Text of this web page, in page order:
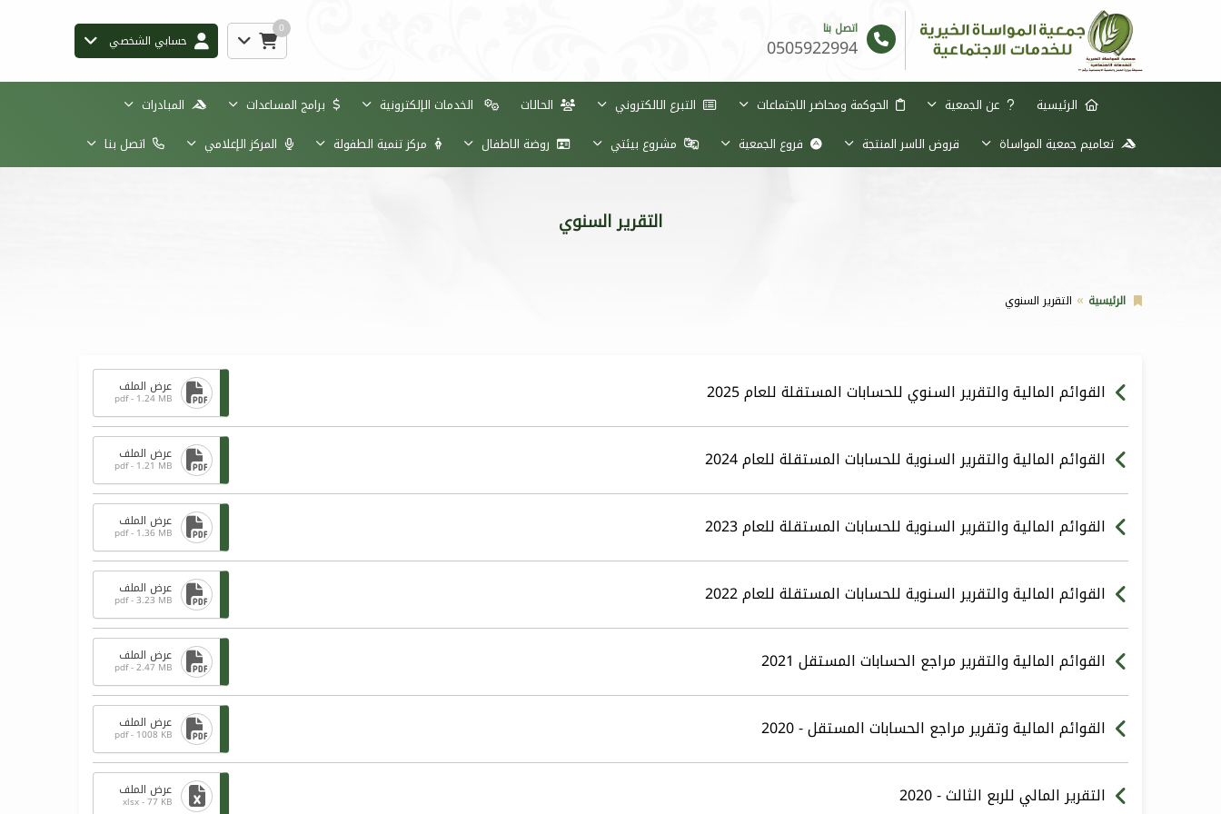
اتصل بنا
0505922994
0
حسابي الشخصي
الرئيسية عن الجمعية الحوكمة ومحاضر الاجتماعات التبرع الالكتروني الحالات الخدمات الإلكترونية برامج المساعدات
المبادرات
تعاميم جمعية المواساة
قروض الاسر المنتجة فروع الجمعية مشروع بيئتي روضة الاطفال مركز تنمية الطفولة المركز الإعلامي اتصل بنا
التقرير السنوي
الرئيسية التقرير السنوي
القوائم المالية والتقرير السنوي للحسابات المستقلة للعام 2025 عرض الملف
pdf - 1.24 MB
القوائم المالية والتقرير السنوية للحسابات المستقلة للعام 2024 عرض الملف
pdf - 1.21 MB
القوائم المالية والتقرير السنوية للحسابات المستقلة للعام 2023 عرض الملف
pdf - 1.36 MB
القوائم المالية والتقرير السنوية للحسابات المستقلة للعام 2022 عرض الملف
pdf - 3.23 MB
القوائم المالية والتقرير مراجع الحسابات المستقل 2021 عرض الملف
pdf - 2.47 MB
القوائم المالية وتقرير مراجع الحسابات المستقل - 2020 عرض الملف
pdf - 1008 KB
التقرير المالي للربع الثالث - 2020 عرض الملف
xlsx - 77 KB